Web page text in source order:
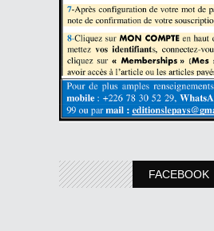
FACEBOOK